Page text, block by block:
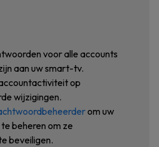
voor alle accounts
aan uw smart-tv.
op
wijzigingen.
om uw
beheren om ze
beveiligen.